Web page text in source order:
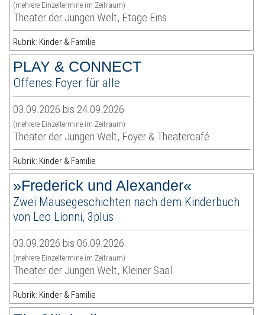
(mehrere Einzeltermine im Zeitraum)
Theater der Jungen Welt, Etage Eins
Rubrik: Kinder & Familie
PLAY & CONNECT
Offenes Foyer für alle
03.09.2026 bis 24.09.2026
(mehrere Einzeltermine im Zeitraum)
Theater der Jungen Welt, Foyer & Theatercafé
Rubrik: Kinder & Familie
»Frederick und Alexander«
Zwei Mäusegeschichten nach dem Kinderbuch
von Leo Lionni, 3plus
03.09.2026 bis 06.09.2026
(mehrere Einzeltermine im Zeitraum)
Theater der Jungen Welt, Kleiner Saal
Rubrik: Kinder & Familie